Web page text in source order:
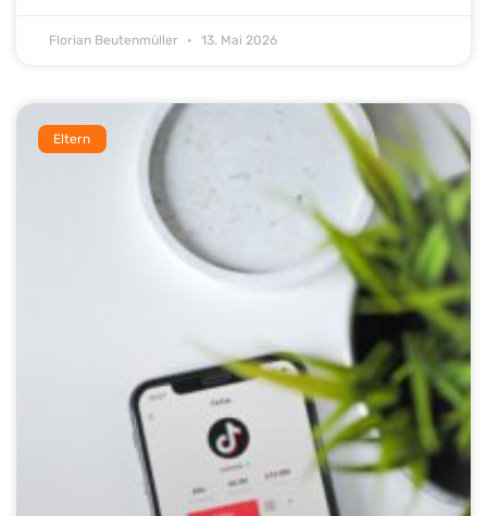
Florian Beutenmüller 13. Mai 2026
Eltern